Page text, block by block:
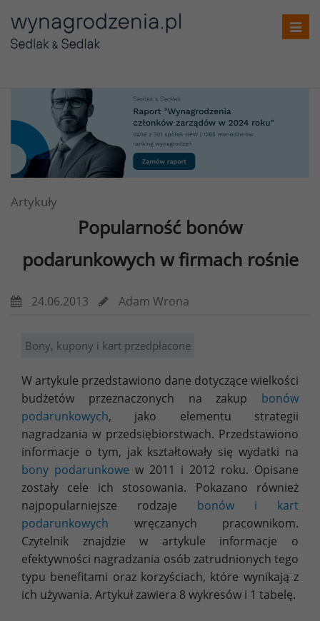
Artykuły
Popularność bonów
podarunkowych w firmach rośnie
24.06.2013 Adam Wrona
Bony, kupony i kart przedpłacone
W artykule przedstawiono dane dotyczące wielkości
budżetów przeznaczonych na zakup bonów
podarunkowych, jako elementu strategii
nagradzania w przedsiębiorstwach. Przedstawiono
informacje o tym, jak kształtowały się wydatki na
bony podarunkowe w 2011 i 2012 roku. Opisane
zostały cele ich stosowania. Pokazano również
najpopularniejsze rodzaje bonów i kart
podarunkowych wręczanych pracownikom.
Czytelnik znajdzie w artykule informacje o
efektywności nagradzania osób zatrudnionych tego
typu benefitami oraz korzyściach, które wynikają z
ich używania. Artykuł zawiera 8 wykresów i 1 tabelę.